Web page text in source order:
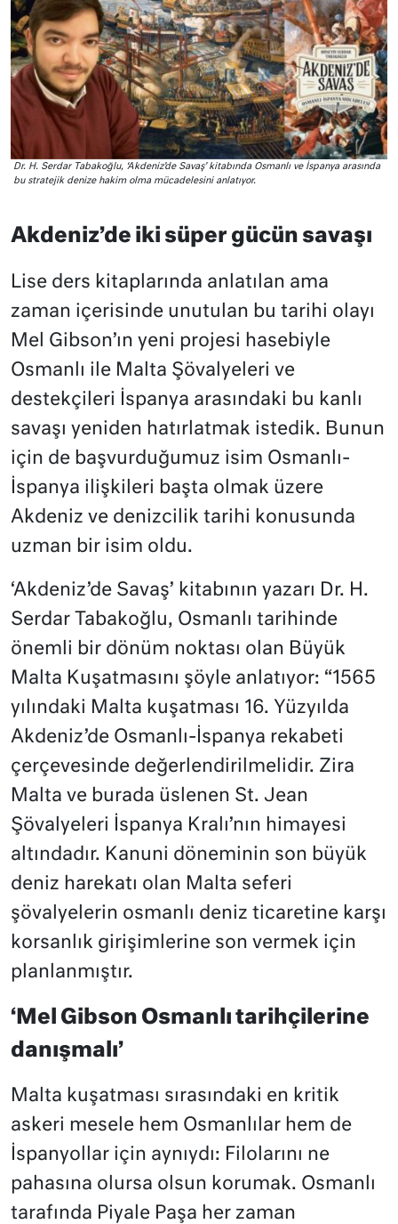
Dr. H. Serdar Tabakoğlu, ‘Akdeniz’de Savaş’ kitabında Osmanlı ve İspanya arasında
bu stratejik denize hakim olma mücadelesini anlatıyor.
Akdeniz’de iki süper gücün savaşı
Lise ders kitaplarında anlatılan ama
zaman içerisinde unutulan bu tarihi olayı
Mel Gibson’ın yeni projesi hasebiyle
Osmanlı ile Malta Şövalyeleri ve
destekçileri İspanya arasındaki bu kanlı
savaşı yeniden hatırlatmak istedik. Bunun
için de başvurduğumuz isim Osmanlı-
İspanya ilişkileri başta olmak üzere
Akdeniz ve denizcilik tarihi konusunda
uzman bir isim oldu.
‘Akdeniz’de Savaş’ kitabının yazarı Dr. H.
Serdar Tabakoğlu, Osmanlı tarihinde
önemli bir dönüm noktası olan Büyük
Malta Kuşatmasını şöyle anlatıyor: “1565
yılındaki Malta kuşatması 16. Yüzyılda
Akdeniz’de Osmanlı-İspanya rekabeti
çerçevesinde değerlendirilmelidir. Zira
Malta ve burada üslenen St. Jean
Şövalyeleri İspanya Kralı’nın himayesi
altındadır. Kanuni döneminin son büyük
deniz harekatı olan Malta seferi
şövalyelerin osmanlı deniz ticaretine karşı
korsanlık girişimlerine son vermek için
planlanmıştır.
‘Mel Gibson Osmanlı tarihçilerine
danışmalı’
Malta kuşatması sırasındaki en kritik
askeri mesele hem Osmanlılar hem de
İspanyollar için aynıydı: Filolarını ne
pahasına olursa olsun korumak. Osmanlı
tarafında Piyale Paşa her zaman